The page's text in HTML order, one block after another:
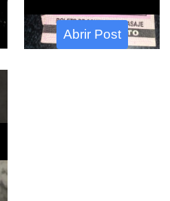
Abrir Post